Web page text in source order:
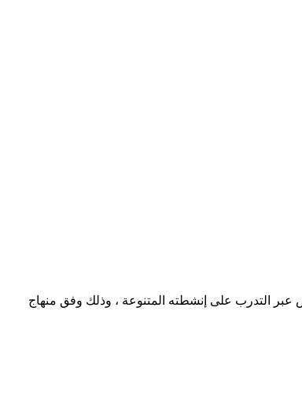
قيمة الملف وأهدافه في تعزيز فهم النص عبر التدرب على إنشطته المتنوعة ، وذلك وفق منهاج